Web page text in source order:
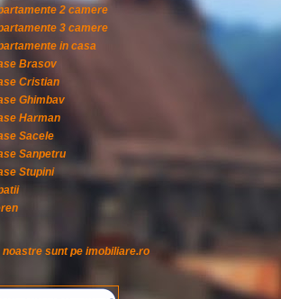
2 camere
3 camere
in casa
Brasov
Cristian
Ghimbav
Harman
Sacele
Sanpetru
Stupini